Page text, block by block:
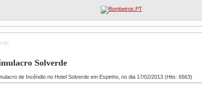
Solverde
de Incêndio no Hotel Solverde em Espinho, no dia 17/02/2013 (Hits: 6563)